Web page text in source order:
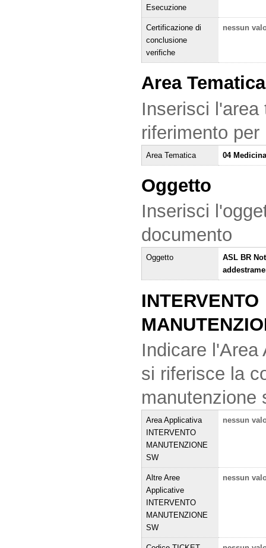
Esecuzione
Certificazione di
conclusione
verifiche
nessun
Area Tematica
Inserisci l'area
riferimento
Area Tematica 04
Oggetto
Inserisci
documento
Oggetto
ASL BR
INTERVENTO
Indicare l'Area
si riferisce la
manutenzione
Area Applicativa
INTERVENTO
MANUTENZIONE
SW
nessun
Altre Aree
Applicative
INTERVENTO
MANUTENZIONE
SW
nessun